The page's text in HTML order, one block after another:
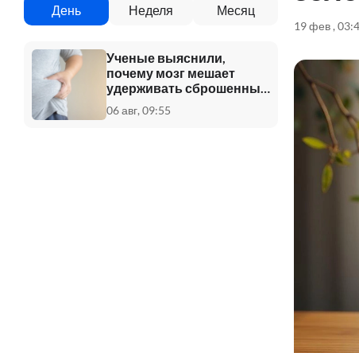
День Неделя Месяц
Ученые выяснили,
почему мозг мешает
удерживать сброшенный
вес
06 авг, 09:55
19 фев ,